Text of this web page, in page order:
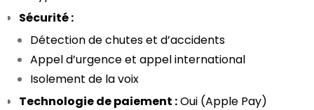
Sécurité :
Détection de chutes et d’accidents
Appel d’urgence et appel international
Isolement de la voix
Technologie de paiement : Oui (Apple Pay)